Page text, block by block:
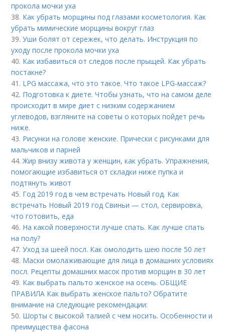
прокола мочки уха
38. Как убрать морщины под глазами косметология. Как
убрать мимические морщины вокруг глаз
39.Уши болят от сережек, что делать. Инструкция по
уходу после прокола мочки уха
40. Как избавиться от следов после прыщей. Как убрать
постакне?
41. LPG массажа, что это такое. Что такое LPG-массаж?
42. Подготовка к диете. Чтобы узнать, что на самом деле
происходит в мире диет с низким содержанием
углеводов, взгляните на советы о которых пойдет речь
ниже.
43. Рисунки на голове женские. Прически с рисунками для
мальчиков и парней
44.Жир внизу живота у женщин, как убрать. Упражнения,
помогающие избавиться от складки ниже пупка и
подтянуть живот
45. Год 2019 год в чем встречать Новый год. Как
встречать Новый 2019 год Свиньи — стол, сервировка,
что готовить, еда
46. На какой поверхности лучше спать. Как лучше спать
на полу?
47.Уход за шеей посл. Как омолодить шею после 50 лет
48. Маски омолаживающие для лица в домашних условиях
посл. Рецепты домашних масок против морщин в 30 лет
49. Как выбрать пальто женское на осень. ОБЩИЕ
ПРАВИЛА Как выбрать женское пальто? Обратите
внимание на следующие рекомендации:
50. Шорты с высокой талией с чем носить. Особенности и
преимущества фасона